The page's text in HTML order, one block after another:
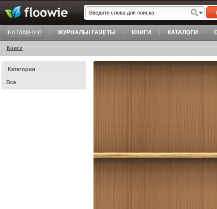
НА ГЛАВНУЮ ЖУРНАЛЫ/ ГАЗЕТЫ КНИГИ КАТАЛОГИ
Книги
Категории
Все